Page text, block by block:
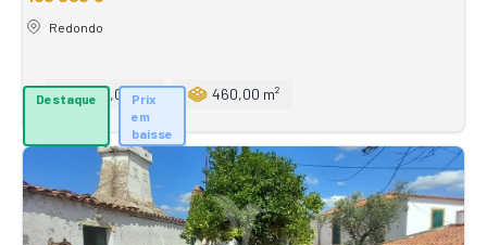
Redondo
800,00 m² 460,00 m²
Destaque
Prix
em
baisse